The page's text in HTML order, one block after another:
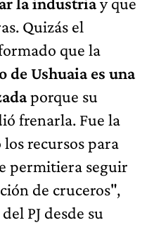
Quizás el
que la
de Ushuaia es una
porque su
frenarla. Fue la
recursos para
permitiera seguir
de cruceros",
PJ desde su